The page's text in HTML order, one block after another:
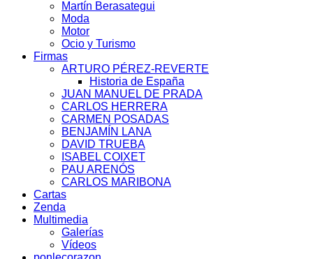
Martín Berasategui
Moda
Motor
Ocio y Turismo
Firmas
ARTURO PÉREZ-REVERTE
Historia de España
JUAN MANUEL DE PRADA
CARLOS HERRERA
CARMEN POSADAS
BENJAMÍN LANA
DAVID TRUEBA
ISABEL COIXET
PAU ARENÓS
CARLOS MARIBONA
Cartas
Zenda
Multimedia
Galerías
Vídeos